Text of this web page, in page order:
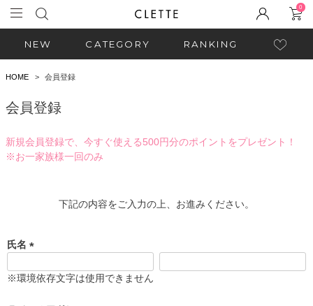
0
NEW CATEGORY RANKING
HOME 会員登録
会員登録
新規会員登録で、今すぐ使える500円分のポイントをプレゼント！
※お一家族様一回のみ
下記の内容をご入力の上、お進みください。
氏名
必
※環境依存文字は使用できません